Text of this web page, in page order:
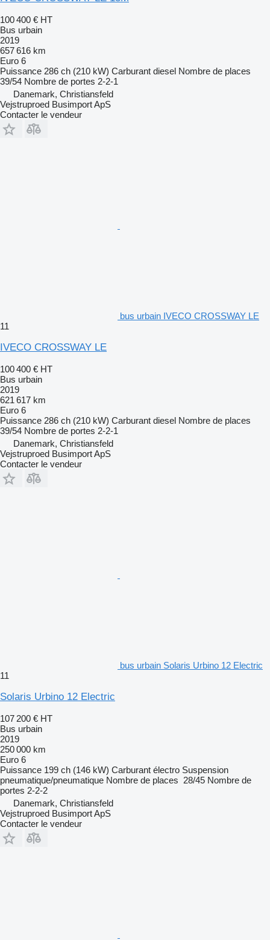
100 400 € HT
Bus urbain
2019
657 616 km
Euro 6
Puissance 286 ch (210 kW) Carburant diesel Nombre de places
39/54 Nombre de portes 2-2-1
Danemark, Christiansfeld
Vejstruproed Busimport ApS
Contacter le vendeur
bus urbain IVECO CROSSWAY LE
11
IVECO CROSSWAY LE
100 400 € HT
Bus urbain
2019
621 617 km
Euro 6
Puissance 286 ch (210 kW) Carburant diesel Nombre de places
39/54 Nombre de portes 2-2-1
Danemark, Christiansfeld
Vejstruproed Busimport ApS
Contacter le vendeur
bus urbain Solaris Urbino 12 Electric
11
Solaris Urbino 12 Electric
107 200 € HT
Bus urbain
2019
250 000 km
Euro 6
Puissance 199 ch (146 kW) Carburant électro Suspension
pneumatique/pneumatique Nombre de places 28/45 Nombre de
portes 2-2-2
Danemark, Christiansfeld
Vejstruproed Busimport ApS
Contacter le vendeur